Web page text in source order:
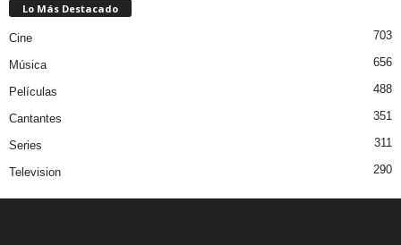
Lo Más Destacado
Cine 703
Música 656
Películas 488
Cantantes 351
Series 311
Television 290